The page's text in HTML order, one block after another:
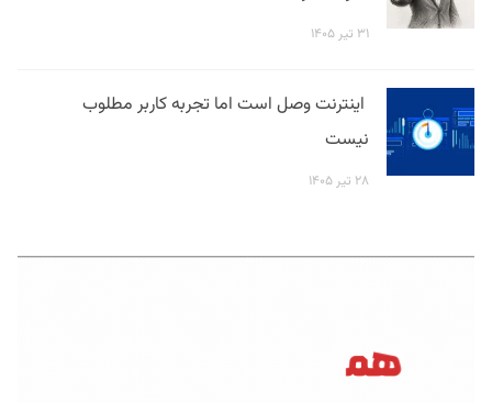
۳۱ تیر ۱۴۰۵
اینترنت وصل است اما تجربه کاربر مطلوب
نیست
۲۸ تیر ۱۴۰۵